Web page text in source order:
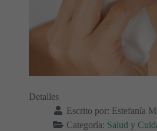
Detalles
Escrito por: Estefanía
Categoría: Salud y